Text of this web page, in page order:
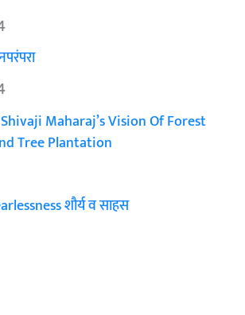
Shivaji Maharaj’s Vision Of Forest
Tree Plantation
शौर्य व साहस